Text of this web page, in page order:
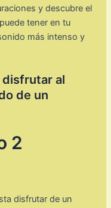
y descubre el
tener en tu
más intenso y
al
de un
2
disfrutar de un